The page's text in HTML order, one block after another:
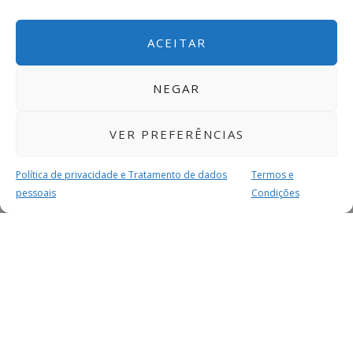
ACEITAR
NEGAR
VER PREFERÊNCIAS
Política de privacidade e Tratamento de dados
pessoais
Termos e
Condições